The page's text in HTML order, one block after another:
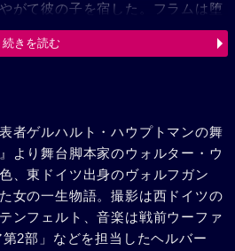
がて彼の子を宿した。フラムは堕
母になる決心をして父の許へ帰っ
たシュトレックマンがそこまでや
しまった。ローゼは生活の安定を
ックマンが彼女の行状をあばいた
ってシュトレックマンに飛びかか
を失明した。娘の潔白を信じる父
ックマンを訴えたが、フラムの証
た。こうなった上は、裁判所の呼
強制命令が来た。裁判所に出頭す
続きを読む
者ゲルハルト・ハウプトマンの舞
より舞台脚本家のウォルター・ウ
、東ドイツ出身のヴォルフガン
女の一生物語。撮影は西ドイツの
ンフェルト、音楽は戦前ウーファ
2部」などを担当したヘルバー